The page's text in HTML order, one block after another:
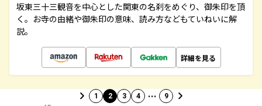
坂東三十三観音を中心とした関東の名刹をめぐり、御朱印を頂
く。お寺の由緒や御朱印の意味、読み方などもていねいに解
説。
詳細を見る
1 2 3 4 … 9